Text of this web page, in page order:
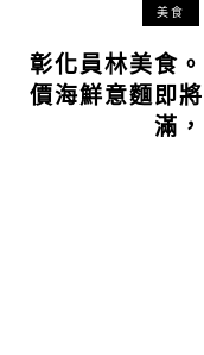
美食
彰化員林美食
價海鮮意麵即
滿